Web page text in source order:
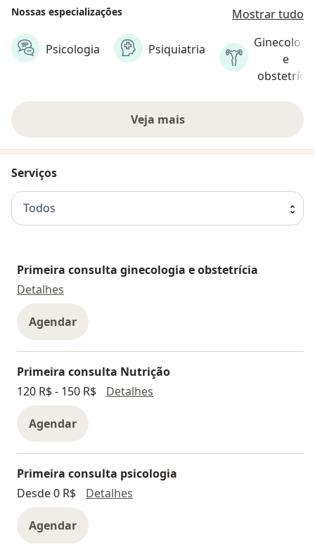
Nossas especializações Mostrar tudo
Psicologia Psiquiatria
e
obstetrícia
Veja mais
Serviços
Todos
Primeira consulta ginecologia e obstetrícia
Detalhes
Agendar
Primeira consulta Nutrição
120 R$ - 150 R$
Detalhes
Agendar
Primeira consulta psicologia
Desde 0 R$
Detalhes
Agendar